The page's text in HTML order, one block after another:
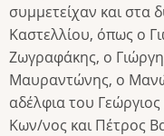
συμμετείχαν και στα
Καστελλίου, όπως ο
Ζωγραφάκης, ο
Μαυραντώνης, ο
αδέλφια του
Κων/νος και Πέτρος